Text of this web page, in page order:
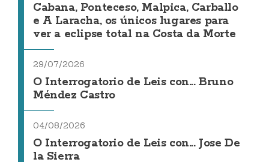
Cabana, Ponteceso, Malpica, Carballo
e A Laracha, os únicos lugares para
ver a eclipse total na Costa da Morte
29/07/2026
O Interrogatorio de Leis con... Bruno
Méndez Castro
04/08/2026
O Interrogatorio de Leis con... Jose De
la Sierra